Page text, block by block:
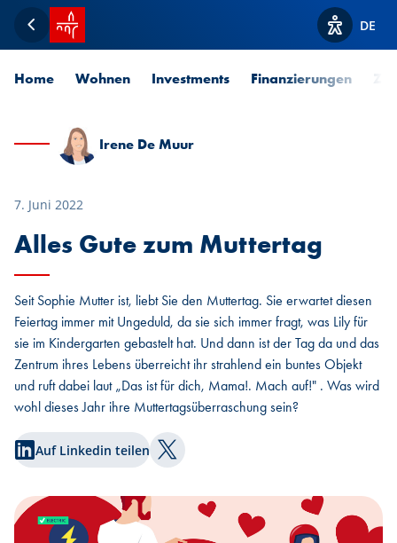
Zurück
Startseite SPUERKEESS
Optionen
DE
Home Wohnen Investments Finanzierungen
Irene De Muur
7. Juni 2022
Alles Gute zum Muttertag
Seit Sophie Mutter ist, liebt Sie den Muttertag. Sie erwartet diesen
Feiertag immer mit Ungeduld, da sie sich immer fragt, was Lily für
sie im Kindergarten gebastelt hat. Und dann ist der Tag da und das
Zentrum ihres Lebens überreicht ihr strahlend ein buntes Objekt
und ruft dabei laut „Das ist für dich, Mama!. Mach auf!" . Was wird
wohl dieses Jahr ihre Muttertagsüberraschung sein?
Auf Linkedin teilen Auf Twitter teilen